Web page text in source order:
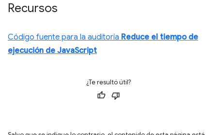
Recursos
Código fuente para la auditoría Reduce el tiempo de
ejecución de JavaScript
¿Te resultó útil?